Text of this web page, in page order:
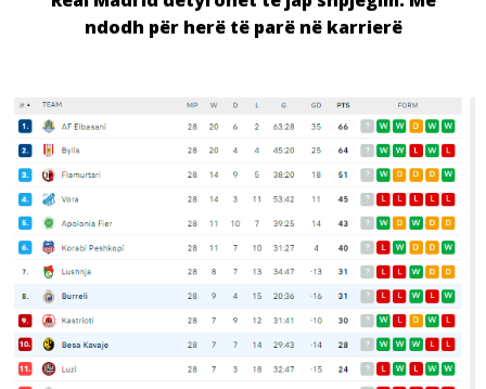
ndodh për herë të parë në karrierë